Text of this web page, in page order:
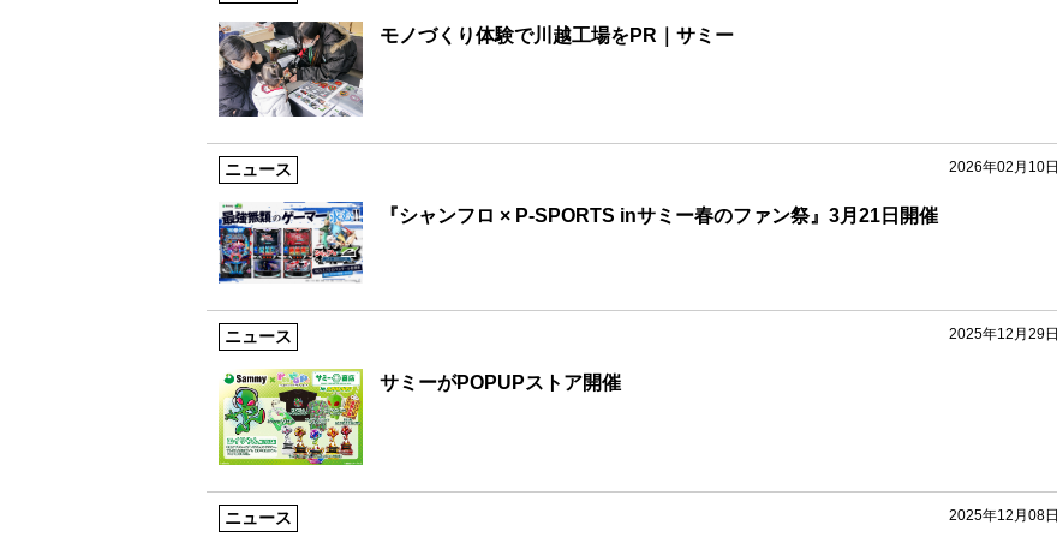
モノづくり体験で川越工場をPR｜サミー
2026年02月10日
ニュース
『シャンフロ × P-SPORTS inサミー春のファン祭』3月21日開催
2025年12月29日
ニュース
サミーがPOPUPストア開催
2025年12月08日
ニュース